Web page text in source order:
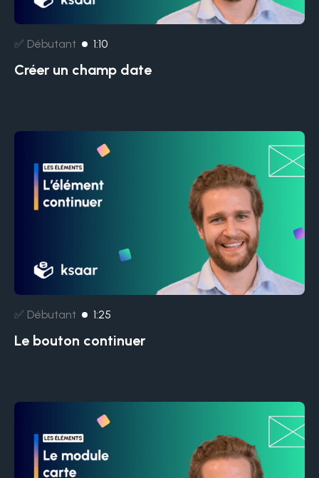
✅ Débutant 1:10
Créer un champ date
✅ Débutant 1:25
Le bouton continuer